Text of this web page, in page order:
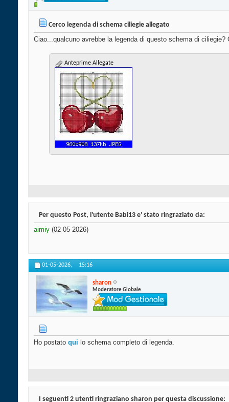
Cerco legenda di schema ciliegie allegato
Ciao...qualcuno avrebbe la legenda di questo schema di ciliegie?
Anteprime Allegate
Per questo Post, l'utente Babi13 e' stato ringraziato da:
aimiy (02-05-2026)
01-05-2026, 15:16
sharon
Moderatore Globale
Ho postato qui lo schema completo di legenda.
I seguenti 2 utenti ringraziano sharon per questa discussione: